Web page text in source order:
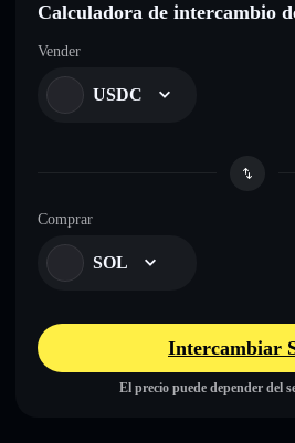
Calculadora de intercambio
Vender
USDC
Comprar
SOL
Intercambiar
El precio puede depender del